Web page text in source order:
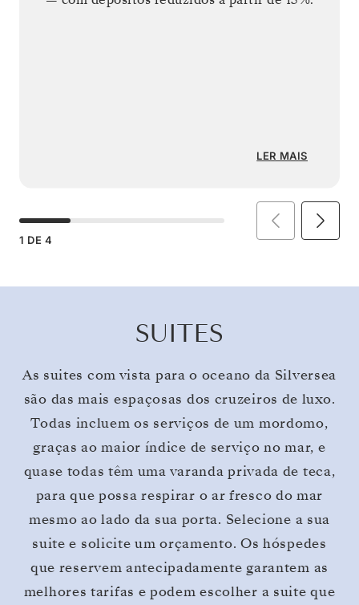
LER MAIS
1 DE 4
SUITES
As suites com vista para o oceano da Silversea
são das mais espaçosas dos cruzeiros de luxo.
Todas incluem os serviços de um mordomo,
graças ao maior índice de serviço no mar, e
quase todas têm uma varanda privada de teca,
para que possa respirar o ar fresco do mar
mesmo ao lado da sua porta. Selecione a sua
suite e solicite um orçamento. Os hóspedes
que reservem antecipadamente garantem as
melhores tarifas e podem escolher a suite que